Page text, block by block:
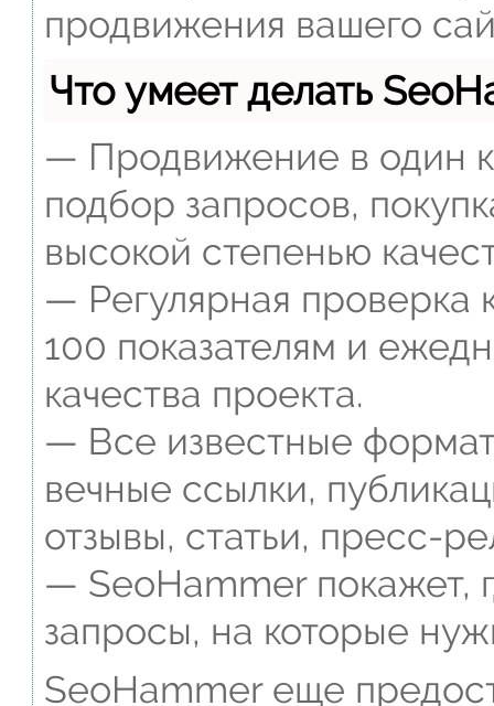
продвижения вашего
Что умеет делать
— Продвижение в один
подбор запросов,
высокой степенью
— Регулярная проверка
100 показателям и
качества проекта.
— Все известные
вечные ссылки,
отзывы, статьи, пресс-
— SeoHammer покажет,
запросы, на которые
SeoHammer еще